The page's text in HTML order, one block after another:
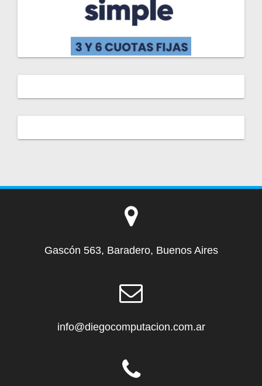
Gascón 563, Baradero, Buenos Aires
info@diegocomputacion.com.ar